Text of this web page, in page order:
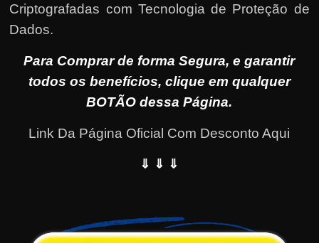
Criptografadas com Tecnologia de Proteção de
Dados.
Para Comprar de forma Segura, e garantir
todos os benefícios, clique em qualquer
BOTÃO dessa Página.
Link Da Página Oficial Com Desconto Aqui
⇓ ⇓ ⇓